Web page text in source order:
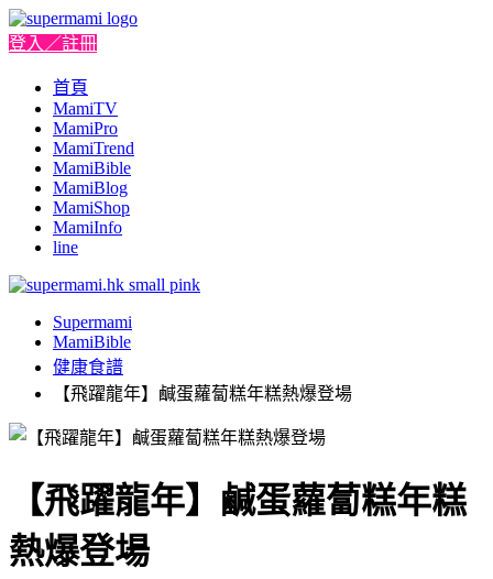
登入／註冊
首頁
MamiTV
MamiPro
MamiTrend
MamiBible
MamiBlog
MamiShop
MamiInfo
line
Supermami
MamiBible
健康食譜
【飛躍龍年】鹹蛋蘿蔔糕年糕熱爆登場
【飛躍龍年】鹹蛋蘿蔔糕年糕
熱爆登場